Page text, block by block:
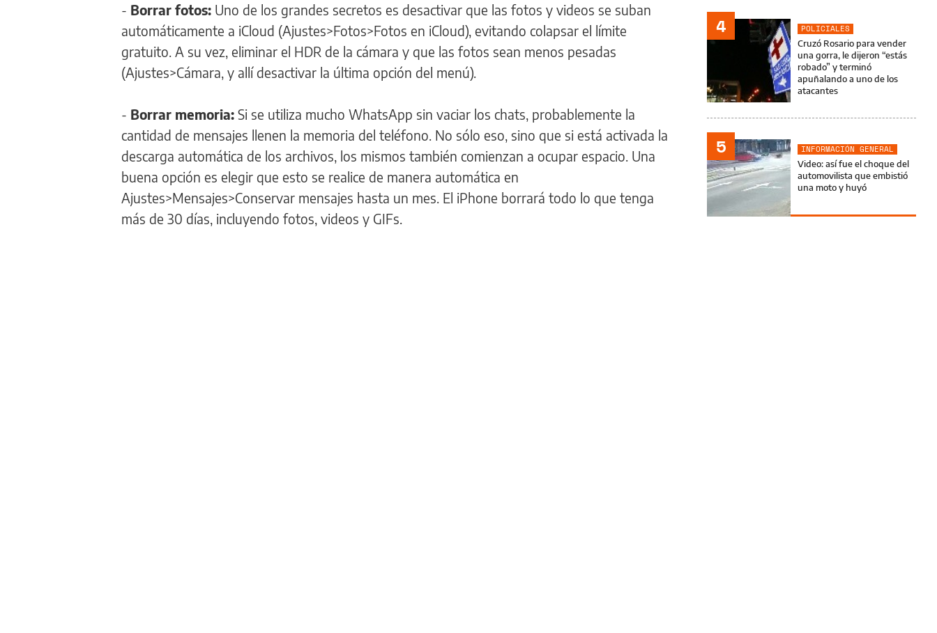
- Borrar fotos: Uno de los grandes secretos es desactivar que las fotos y videos se suban
automáticamente a iCloud (Ajustes>Fotos>Fotos en iCloud), evitando colapsar el límite
gratuito. A su vez, eliminar el HDR de la cámara y que las fotos sean menos pesadas
(Ajustes>Cámara, y allí desactivar la última opción del menú).
- Borrar memoria: Si se utiliza mucho WhatsApp sin vaciar los chats, probablemente la
cantidad de mensajes llenen la memoria del teléfono. No sólo eso, sino que si está activada la
descarga automática de los archivos, los mismos también comienzan a ocupar espacio. Una
buena opción es elegir que esto se realice de manera automática en
Ajustes>Mensajes>Conservar mensajes hasta un mes. El iPhone borrará todo lo que tenga
más de 30 días, incluyendo fotos, videos y GIFs.
4
POLICIALES
Cruzó Rosario para vender
una gorra, le dijeron “estás
robado” y terminó
apuñalando a uno de los
atacantes
5
INFORMACIÓN GENERAL
Video: así fue el choque del
automovilista que embistió
una moto y huyó